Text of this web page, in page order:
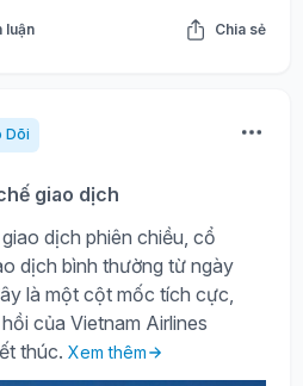
luận Chia sẻ
Dõi
giao dịch
dịch phiên chiều, cổ
dịch bình thường từ ngày
là một cột mốc tích cực,
của Vietnam Airlines
thúc. Xem thêm